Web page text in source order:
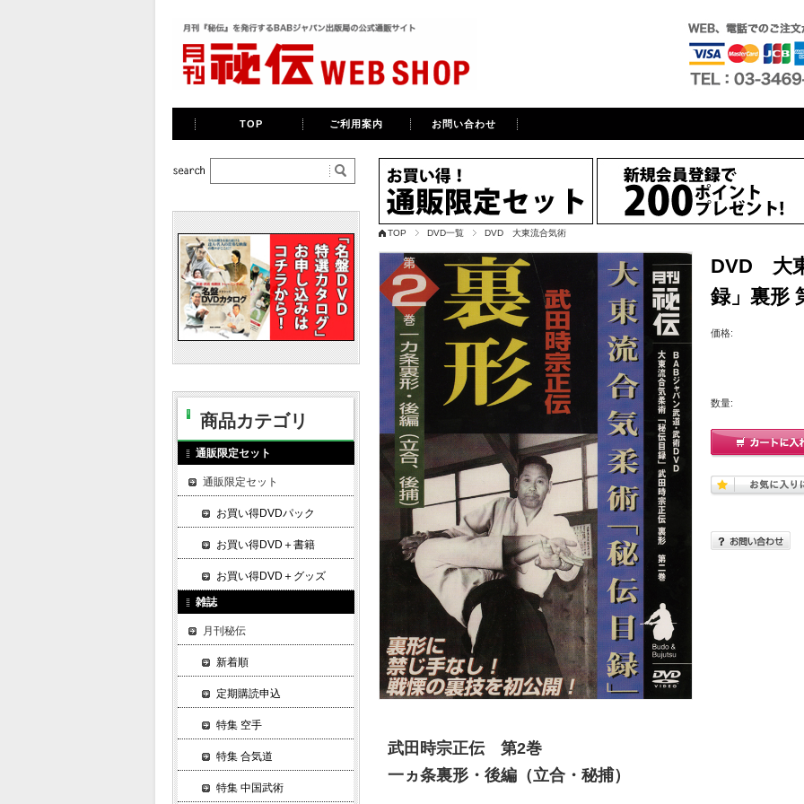
TOP ご利用案内 お問い合わせ
TOP DVD一覧 DVD 大東流合気術
DVD 大
録」裏形
価格:
数量:
武田時宗正伝 第2巻
一ヵ条裏形・後編（立合・秘捕）
商品カテゴリ
通販限定セット
通販限定セット
お買い得DVDパック
お買い得DVD＋書籍
お買い得DVD＋グッズ
雑誌
月刊秘伝
新着順
定期購読申込
特集 空手
特集 合気道
特集 中国武術